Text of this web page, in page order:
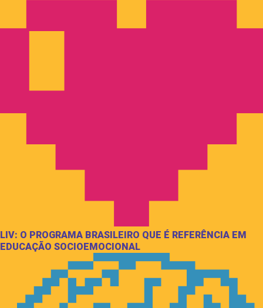
LIV: O PROGRAMA BRASILEIRO QUE É REFERÊNCIA EM
EDUCAÇÃO SOCIOEMOCIONAL